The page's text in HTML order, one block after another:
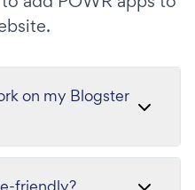
on my Blogster